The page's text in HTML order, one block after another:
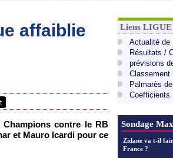
affaiblie
contre le RB
et Mauro Icardi pour ce
Liens
Actualité de
Résultats /
prévisions
Classement
Palmarès
Coefficients
Sondage
Zidane va t-il
France ?